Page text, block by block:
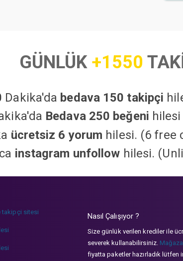
GÜNLÜK +1550
Dakika'da bedava 150 takipçi
Bedava 250 beğeni
ücretsiz 6 yorum hilesi. (6 free
instagram unfollow hilesi.
takipçi sitesi Nasıl Çalışıyor ?
Size günlük verilen krediler ile
severek kullanabilirsiniz. Mağaza
fiyatta paketler hazırladık lütfen